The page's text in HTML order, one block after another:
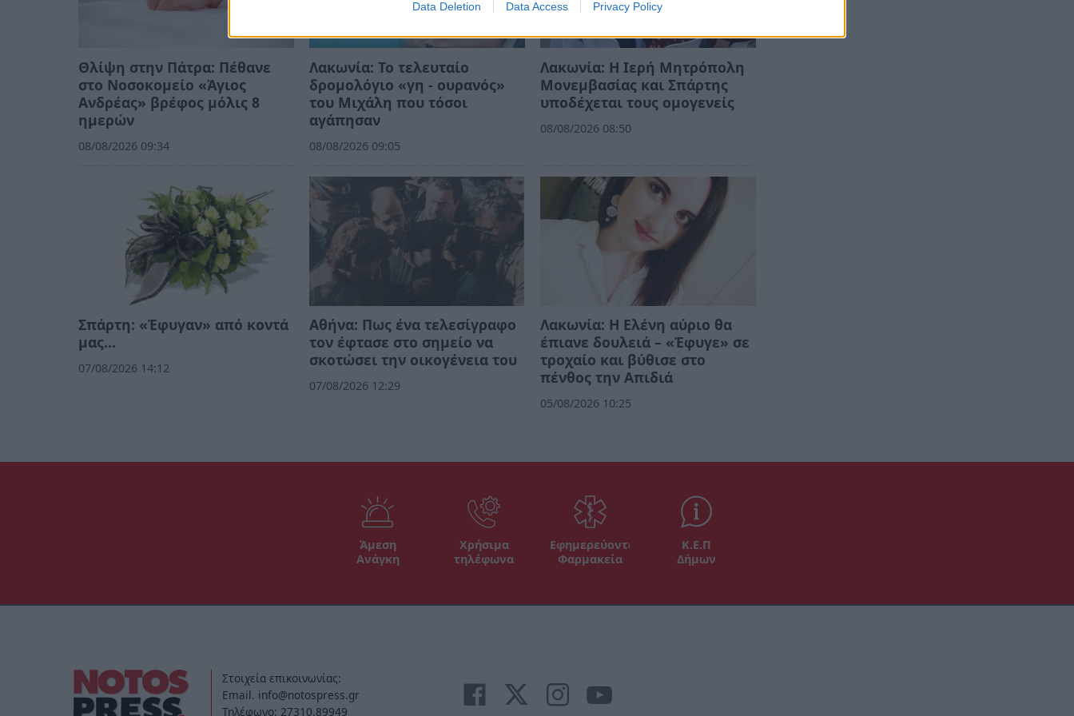
Data Deletion Data Access Privacy Policy
Θλίψη στην Πάτρα: Πέθανε
στο Νοσοκομείο «Άγιος
Ανδρέας» βρέφος μόλις 8
ημερών
08/08/2026 09:34
Λακωνία: Το τελευταίο
δρομολόγιο «γη - ουρανός»
του Μιχάλη που τόσοι
αγάπησαν
08/08/2026 09:05
Λακωνία: Η Ιερή Μητρόπολη
Μονεμβασίας και Σπάρτης
υποδέχεται τους ομογενείς
08/08/2026 08:50
Σπάρτη: «Έφυγαν» από κοντά
μας…
07/08/2026 14:12
Αθήνα: Πως ένα τελεσίγραφο
τον έφτασε στο σημείο να
σκοτώσει την οικογένεια του
07/08/2026 12:29
Λακωνία: Η Ελένη αύριο θα
έπιανε δουλειά – «Έφυγε» σε
τροχαίο και βύθισε στο
πένθος την Απιδιά
05/08/2026 10:25
Άμεση
Ανάγκη
Χρήσιμα
τηλέφωνα
Εφημερεύοντα
Φαρμακεία
Κ.Ε.Π
Δήμων
Στοιχεία επικοινωνίας:
Email. info@notospress.gr
Τηλέφωνο: 27310.89949